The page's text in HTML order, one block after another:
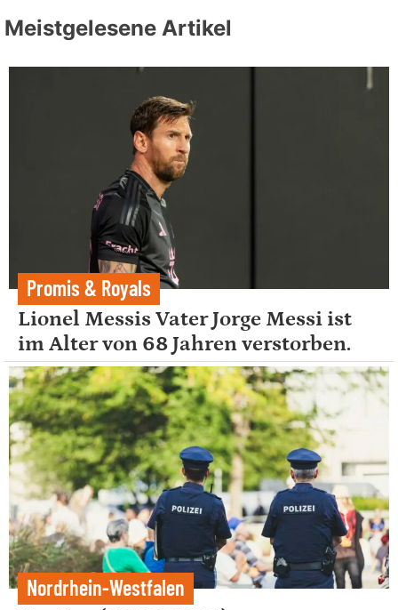
Meistgelesene Artikel
Promis & Royals
Lionel Messis Vater Jorge Messi ist
im Alter von 68 Jahren verstorben.
Nordrhein-Westfalen